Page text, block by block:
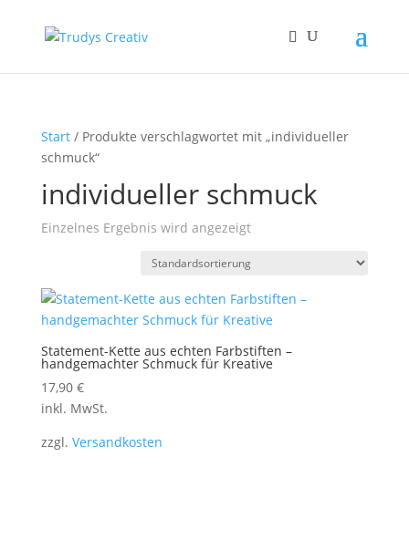
Start/ Produkte verschlagwortet mit „individueller
schmuck“
individueller schmuck
Einzelnes Ergebnis wird angezeigt
Statement-Kette aus echten Farbstiften –
handgemachter Schmuck für Kreative
17,90 €
inkl. MwSt.
zzgl. Versandkosten